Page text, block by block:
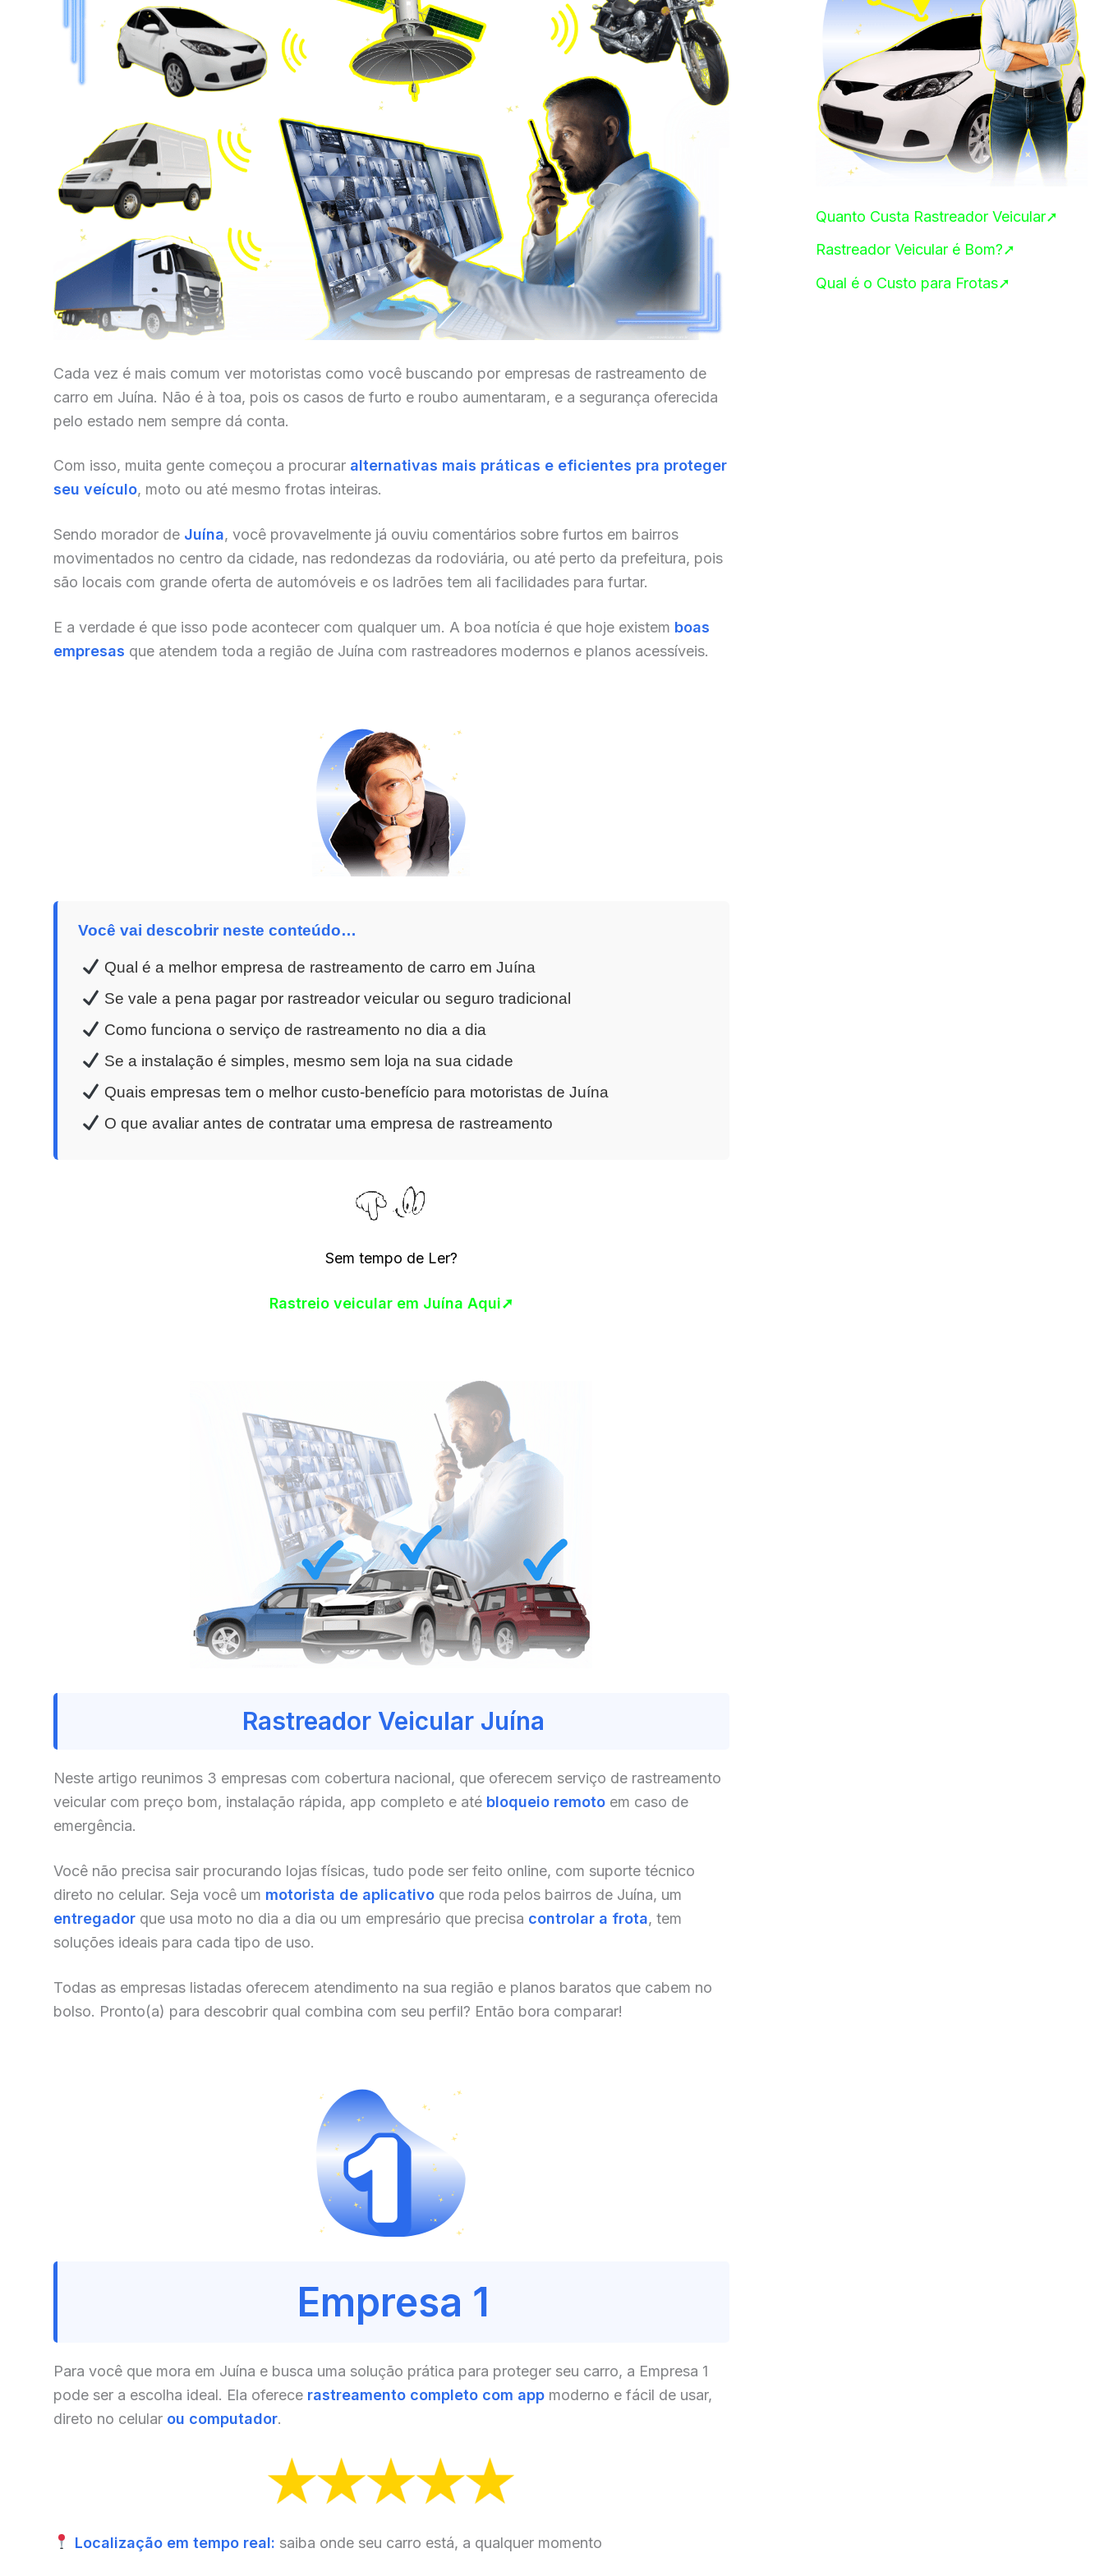
Cada vez é mais comum ver motoristas como você buscando por empresas de rastreamento de
carro em Juína. Não é à toa, pois os casos de furto e roubo aumentaram, e a segurança oferecida
pelo estado nem sempre dá conta.
Com isso, muita gente começou a procurar alternativas mais práticas e eficientes pra proteger
seu veículo, moto ou até mesmo frotas inteiras.
Sendo morador de Juína, você provavelmente já ouviu comentários sobre furtos em bairros
movimentados no centro da cidade, nas redondezas da rodoviária, ou até perto da prefeitura, pois
são locais com grande oferta de automóveis e os ladrões tem ali facilidades para furtar.
E a verdade é que isso pode acontecer com qualquer um. A boa notícia é que hoje existem boas
empresas que atendem toda a região de Juína com rastreadores modernos e planos acessíveis.
Você vai descobrir neste conteúdo…
Qual é a melhor empresa de rastreamento de carro em Juína
Se vale a pena pagar por rastreador veicular ou seguro tradicional
Como funciona o serviço de rastreamento no dia a dia
Se a instalação é simples, mesmo sem loja na sua cidade
Quais empresas tem o melhor custo-benefício para motoristas de Juína
O que avaliar antes de contratar uma empresa de rastreamento
Sem tempo de Ler?
Rastreio veicular em Juína Aqui➚
Rastreador Veicular Juína
Neste artigo reunimos 3 empresas com cobertura nacional, que oferecem serviço de rastreamento
veicular com preço bom, instalação rápida, app completo e até bloqueio remoto em caso de
emergência.
Você não precisa sair procurando lojas físicas, tudo pode ser feito online, com suporte técnico
direto no celular. Seja você um motorista de aplicativo que roda pelos bairros de Juína, um
entregador que usa moto no dia a dia ou um empresário que precisa controlar a frota, tem
soluções ideais para cada tipo de uso.
Todas as empresas listadas oferecem atendimento na sua região e planos baratos que cabem no
bolso. Pronto(a) para descobrir qual combina com seu perfil? Então bora comparar!
Empresa 1
Para você que mora em Juína e busca uma solução prática para proteger seu carro, a Empresa 1
pode ser a escolha ideal. Ela oferece rastreamento completo com app moderno e fácil de usar,
direto no celular ou computador.
Localização em tempo real: saiba onde seu carro está, a qualquer momento
Quanto Custa Rastreador Veicular➚
Rastreador Veicular é Bom?➚
Qual é o Custo para Frotas➚